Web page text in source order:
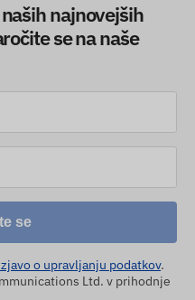
najnovejših
se na naše
se
o upravljanju podatkov.
Ltd. v prihodnje